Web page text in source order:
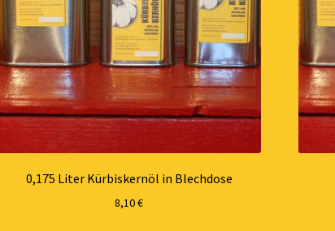
0,175 Liter Kürbiskernöl in Blechdose
8,10€